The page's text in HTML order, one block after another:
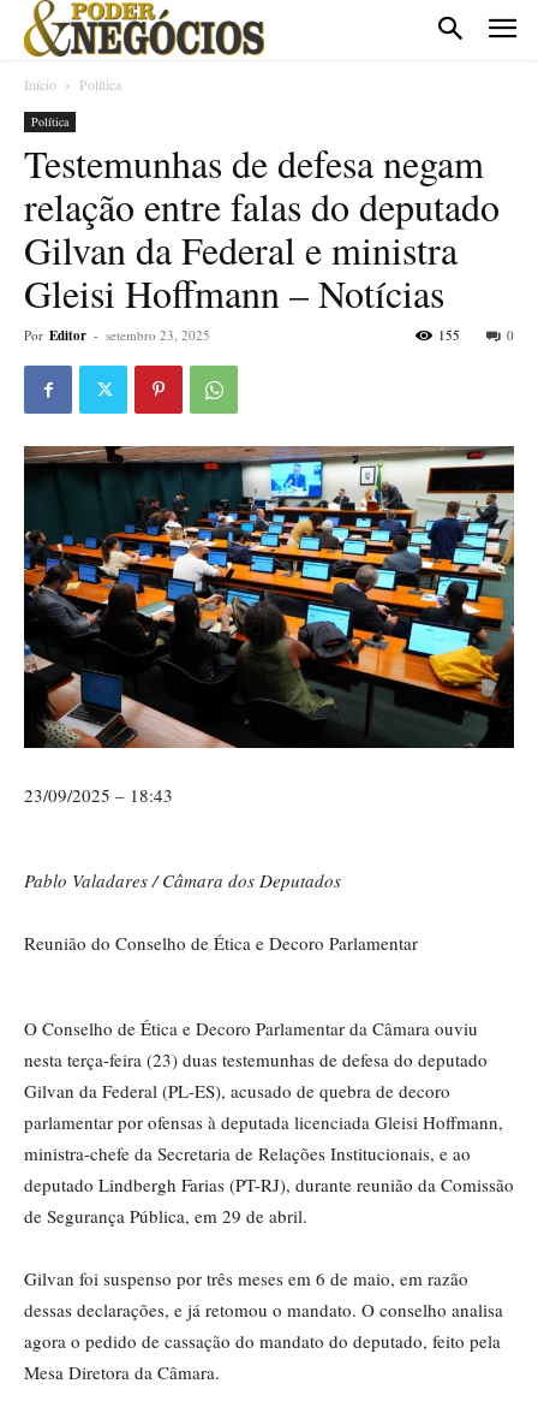
Início Política
Política
Testemunhas de defesa negam
relação entre falas do deputado
Gilvan da Federal e ministra
Gleisi Hoffmann – Notícias
Por Editor - setembro 23, 2025 0
155
23/09/2025 – 18:43
Pablo Valadares / Câmara dos Deputados
Reunião do Conselho de Ética e Decoro Parlamentar
O Conselho de Ética e Decoro Parlamentar da Câmara ouviu
nesta terça-feira (23) duas testemunhas de defesa do deputado
Gilvan da Federal (PL-ES), acusado de quebra de decoro
parlamentar por ofensas à deputada licenciada Gleisi Hoffmann,
ministra-chefe da Secretaria de Relações Institucionais, e ao
deputado Lindbergh Farias (PT-RJ), durante reunião da Comissão
de Segurança Pública, em 29 de abril.
Gilvan foi suspenso por três meses em 6 de maio, em razão
dessas declarações, e já retomou o mandato. O conselho analisa
agora o pedido de cassação do mandato do deputado, feito pela
Mesa Diretora da Câmara.